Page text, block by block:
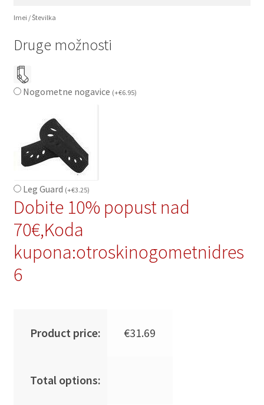
Imei / Številka
Druge možnosti
Nogometne nogavice (+€6.95)
Leg Guard (+€3.25)
Dobite 10% popust nad
70€,Koda
kupona:otroskinogometnidres
6
Product price: €31.69
Total options: